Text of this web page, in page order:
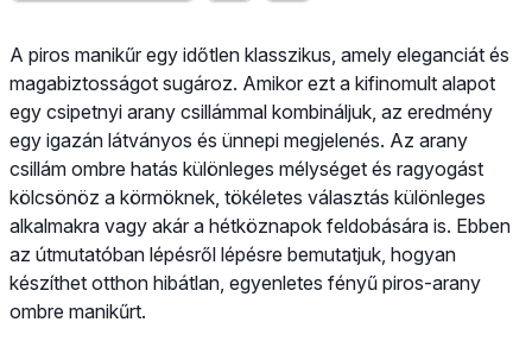
A piros manikűr egy időtlen klasszikus, amely eleganciát és
magabiztosságot sugároz. Amikor ezt a kifinomult alapot
egy csipetnyi arany csillámmal kombináljuk, az eredmény
egy igazán látványos és ünnepi megjelenés. Az arany
csillám ombre hatás különleges mélységet és ragyogást
kölcsönöz a körmöknek, tökéletes választás különleges
alkalmakra vagy akár a hétköznapok feldobására is. Ebben
az útmutatóban lépésről lépésre bemutatjuk, hogyan
készíthet otthon hibátlan, egyenletes fényű piros-arany
ombre manikűrt.